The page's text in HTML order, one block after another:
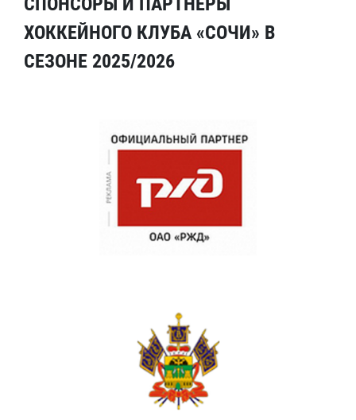
ХОККЕЙНОГО КЛУБА «СОЧИ» В
СЕЗОНЕ 2025/2026